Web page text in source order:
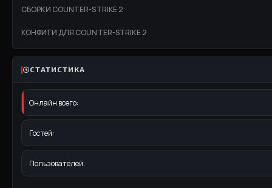
СБОРКИ COUNTER-STRIKE 2
КОНФИГИ ДЛЯ COUNTER-STRIKE 2
СТАТИСТИКА
Онлайн всего:
Гостей:
Пользователей: